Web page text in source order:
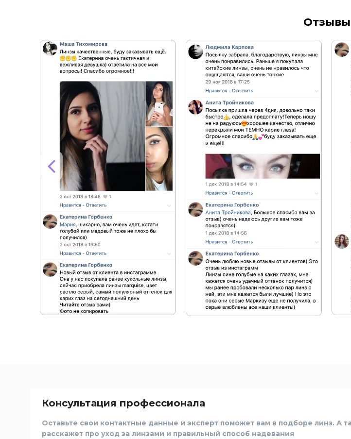
Отзывы
Консультация профессионала
Оставьте свои контактные данные и эксперт поможет вам в подборе линз. А
расскажет про уход за линзами и правильный способ надевания